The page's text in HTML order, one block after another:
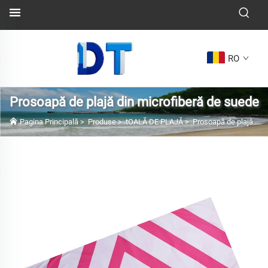
RO
Prosoapă de plajă din microfiberă de suede
Pagina Principală>Produse>tOALĂ DE PLAJĂ>Prosoapă de plajă din microfiberă de suede